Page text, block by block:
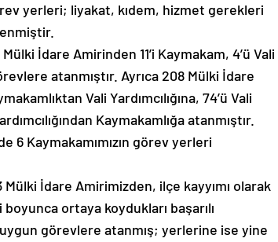
yerleri; liyakat, kıdem, hizmet gerekleri
İdare Amirinden 11’i Kaymakam, 4’ü Vali
atanmıştır. Ayrıca 208 Mülki İdare
Vali Yardımcılığına, 74’ü Vali
Kaymakamlığa atanmıştır.
6 Kaymakamımızın görev yerleri
Mülki İdare Amirimizden, ilçe kayyımı olarak
ortaya koydukları başarılı
görevlere atanmış; yerlerine ise yine